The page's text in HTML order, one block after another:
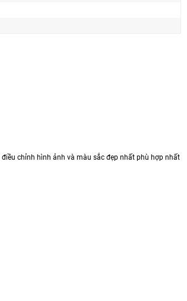
chỉnh hình ảnh và màu sắc đẹp nhất phù hợp nhất